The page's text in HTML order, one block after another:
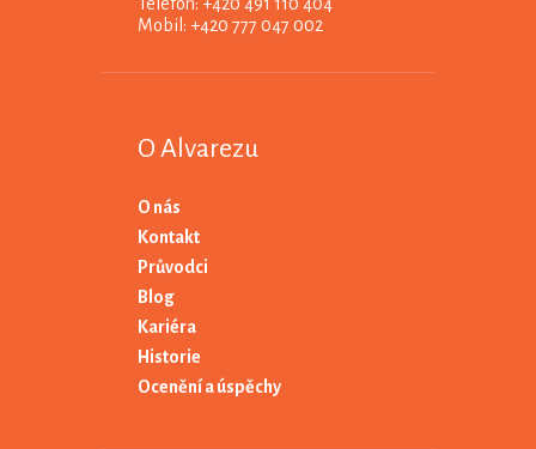
Telefon: +420 491 110 404
Mobil: +420 777 047 002
O Alvarezu
O nás
Kontakt
Průvodci
Blog
Kariéra
Historie
Ocenění a úspěchy